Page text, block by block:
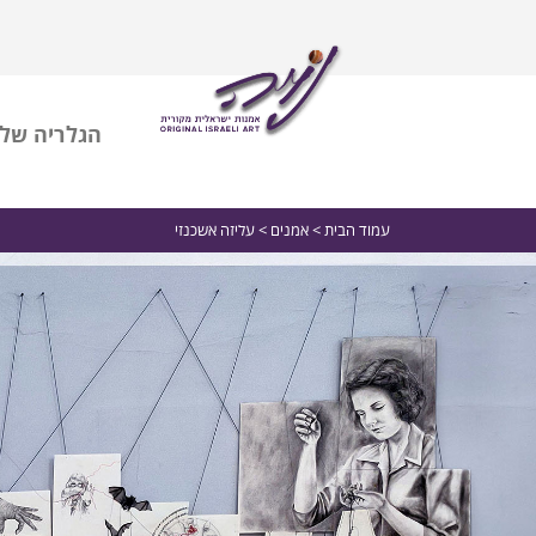
הגלריה
עמוד הבית >אמנים > עליזה אשכנזי